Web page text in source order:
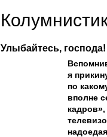
Улыбайтесь, господа!
я
по
вполне